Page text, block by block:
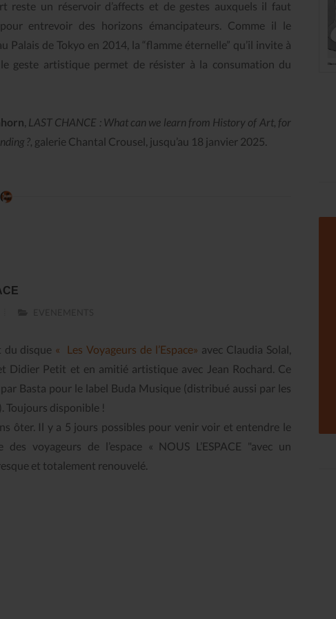
reste un réservoir d’affects et de gestes auxquels il faut
entrevoir des horizons émancipateurs. Comme il le
Palais de Tokyo en 2014, la “flamme éternelle” qu’il invite à
geste artistique permet de résister à la consumation du
, LAST CHANCE : What can we learn from History of Art, for
?, galerie Chantal Crousel, jusqu’au 18 janvier 2025.
du disque « Les Voyageurs de l’Espace» avec Claudia Solal,
Didier Petit et en amitié artistique avec Jean Rochard. Ce
Basta pour le label Buda Musique (distribué aussi par les
Toujours disponible !
ôter. Il y a 5 jours possibles pour venir voir et entendre le
des voyageurs de l’espace « NOUS L’ESPACE "avec un
et totalement renouvelé.